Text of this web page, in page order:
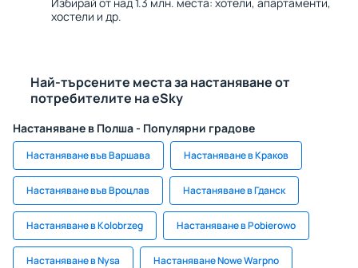
хостели и др.
Най-търсените места за настаняване от
потребителите на eSky
Настаняване в Полша - Популярни градове
Настаняване във Варшава Настаняване в Краков
Настаняване във Вроцлав Настаняване в Гданск
Настаняване в Kolobrzeg Настаняване в Pobierowo
Настаняване в Nysa Настаняване Nowe Warpno